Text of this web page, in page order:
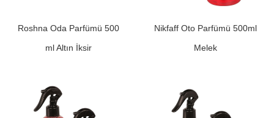
Roshna Oda Parfümü 500
ml Altın İksir
Nikfaff Oto Parfümü 500ml
Melek